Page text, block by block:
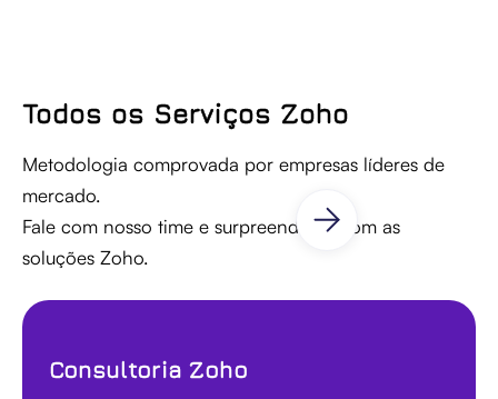
Todos os Serviços Zoho
Metodologia comprovada por empresas líderes de
mercado.
Fale com nosso time e surpreenda-se com as
soluções Zoho.
Consultoria Zoho